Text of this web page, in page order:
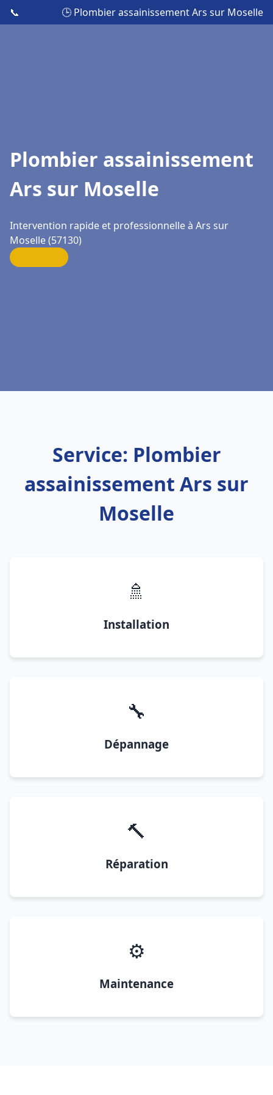
📞 🕒 Plombier assainissement Ars sur Moselle
Plombier assainissement
Ars sur Moselle
Intervention rapide et professionnelle à Ars sur
Moselle (57130)
Service: Plombier
assainissement Ars sur
Moselle
🚿
Installation
🔧
Dépannage
🔨
Réparation
⚙️
Maintenance